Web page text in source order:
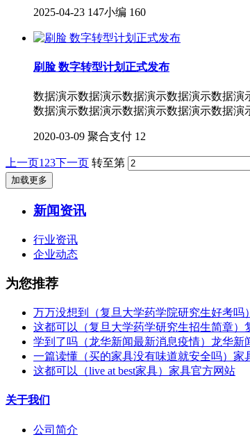
2025-04-23 147小编 160
刷脸 数字转型计划正式发布
数据演示数据演示数据演示数据演示数据
数据演示数据演示数据演示数据演示数据
2020-03-09 聚合支付 12
上一页1 23下一页 转至第
加载更多
新闻资讯
行业资讯
企业动态
为您推荐
万万没想到（复旦大学药学院研究生好考吗
这都可以（复旦大学药学研究生招生简章
学到了吗（龙华新闻最新消息疫情）龙华新
一篇读懂（买的家具没有味道就安全吗）家
这都可以（live at best家具）家具官方网站
关于我们
公司简介